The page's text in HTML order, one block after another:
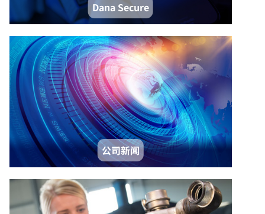
Dana Secure
公司新闻